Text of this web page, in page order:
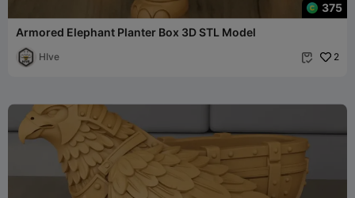
375
Armored Elephant Planter Box 3D STL Model
HIve  2